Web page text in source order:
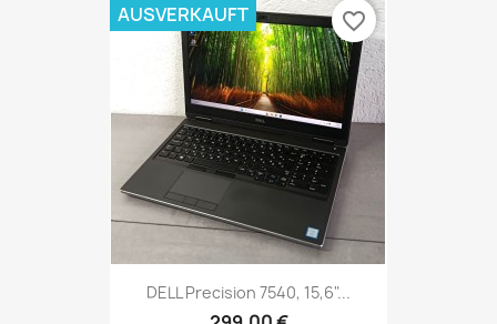
DELL Precision 7540, 15,6"...
AUSVERKAUFT favorite_border